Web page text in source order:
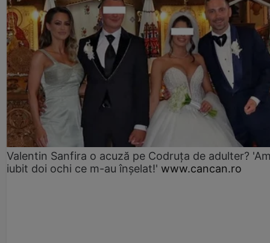
Valentin Sanfira o acuză pe Codruța de adulter?
iubit doi ochi ce m-au înșelat!' www.cancan.ro